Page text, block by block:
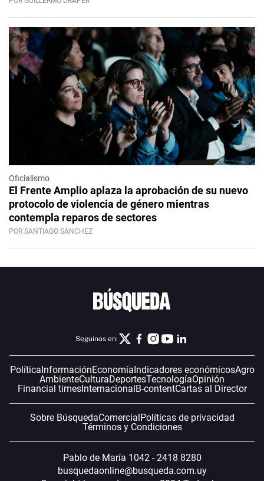
Oficialismo
El Frente Amplio aplaza la aprobación de su nuevo
protocolo de violencia de género mientras
contempla reparos de sectores
POR SANTIAGO SÁNCHEZ
Seguinos en:
Política InformaciónEconomía Indicadores económicosAgro
AmbienteCulturaDeportesTecnologíaOpinión
Financial timesInternacional B-contentCartas al Director
Sobre BúsquedaComercial Políticas de privacidad
Términos y Condiciones
Pablo de María 1042 - 2418 8280
busquedaonline@busqueda.com.uy